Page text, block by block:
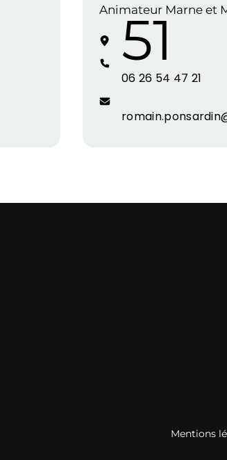
Animateur Marne et
51
06 26 54 47 21
Mentions